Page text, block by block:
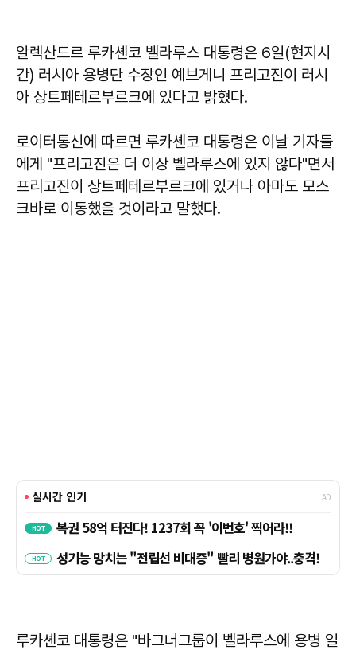
알렉산드르 루카셴코 벨라루스 대통령은 6일(현지시
간) 러시아 용병단 수장인 예브게니 프리고진이 러시
아 상트페테르부르크에 있다고 밝혔다.
로이터통신에 따르면 루카셴코 대통령은 이날 기자들
에게 "프리고진은 더 이상 벨라루스에 있지 않다"면서
프리고진이 상트페테르부르크에 있거나 아마도 모스
크바로 이동했을 것이라고 말했다.
루카셴코 대통령은 "바그너그룹이 벨라루스에 용병 일